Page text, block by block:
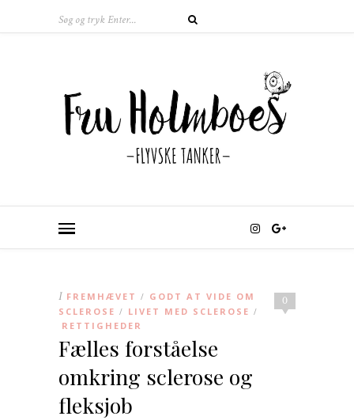
0
I FREMHÆVET / GODT AT VIDE OM
SCLEROSE / LIVET MED SCLEROSE /
RETTIGHEDER
Fælles forståelse
omkring sclerose og
fleksjob